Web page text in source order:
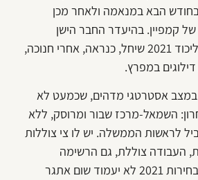
הבא במנאמה ולאחר מכן
של קמפיין. בהיעדר החבר הישן
מוושינגטון, קמפיין הליכוד 2021 שיחל, כנראה, אחרי חנוכה,
במפרץ.
במצב אסטרטגי מדהים, שכמעט לא
השמאל-מרכז שבור ומרוסק, ללא
לראשות הממשלה. יש לו צי צוללות
העבודה צוללת, גם הרשימה
המשותפת צוללת. בבחירות 2021 לא יעמוד שום אתגר